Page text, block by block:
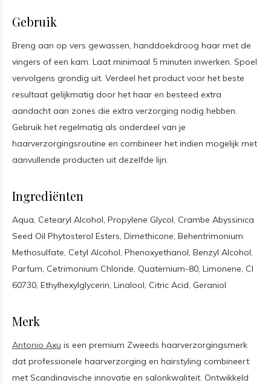
Gebruik
Breng aan op vers gewassen, handdoekdroog haar met de
vingers of een kam. Laat minimaal 5 minuten inwerken. Spoel
vervolgens grondig uit. Verdeel het product voor het beste
resultaat gelijkmatig door het haar en besteed extra
aandacht aan zones die extra verzorging nodig hebben.
Gebruik het regelmatig als onderdeel van je
haarverzorgingsroutine en combineer het indien mogelijk met
aanvullende producten uit dezelfde lijn.
Ingrediënten
Aqua, Cetearyl Alcohol, Propylene Glycol, Crambe Abyssinica
Seed Oil Phytosterol Esters, Dimethicone, Behentrimonium
Methosulfate, Cetyl Alcohol, Phenoxyethanol, Benzyl Alcohol,
Parfum, Cetrimonium Chloride, Quaternium-80, Limonene, CI
60730, Ethylhexylglycerin, Linalool, Citric Acid, Geraniol
Merk
Antonio Axu is een premium Zweeds haarverzorgingsmerk
dat professionele haarverzorging en hairstyling combineert
met Scandinavische innovatie en salonkwaliteit. Ontwikkeld